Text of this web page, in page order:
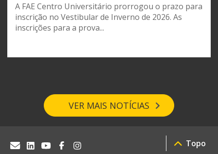
A FAE Centro Universitário prorrogou o prazo para
inscrição no Vestibular de Inverno de 2026. As
inscrições para a prova...
VER MAIS NOTÍCIAS
Topo